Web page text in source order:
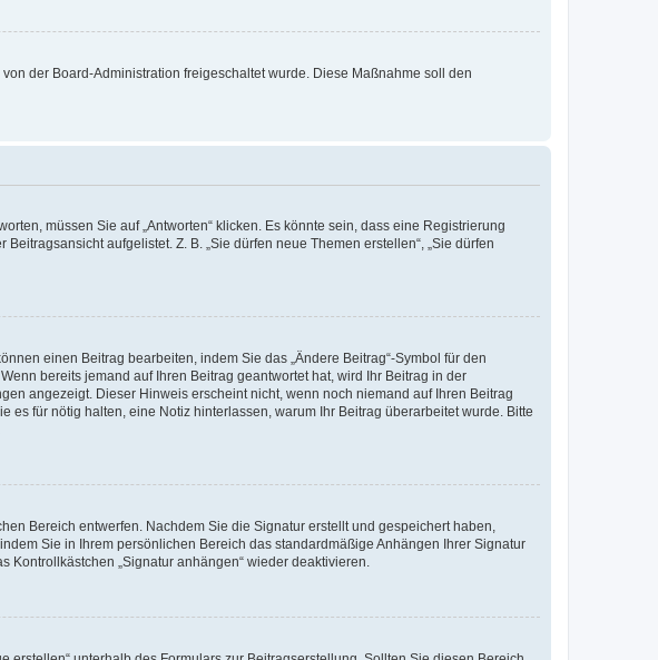
der Board-Administration freigeschaltet wurde. Diese Maßnahme soll den
müssen Sie auf „Antworten“ klicken. Es könnte sein, dass eine Registrierung
aufgelistet. Z. B. „Sie dürfen neue Themen erstellen“, „Sie dürfen
einen Beitrag bearbeiten, indem Sie das „Ändere Beitrag“-Symbol für den
bereits jemand auf Ihren Beitrag geantwortet hat, wird Ihr Beitrag in der
angezeigt. Dieser Hinweis erscheint nicht, wenn noch niemand auf Ihren Beitrag
für nötig halten, eine Notiz hinterlassen, warum Ihr Beitrag überarbeitet wurde. Bitte
Bereich entwerfen. Nachdem Sie die Signatur erstellt und gespeichert haben,
Sie in Ihrem persönlichen Bereich das standardmäßige Anhängen Ihrer Signatur
„Signatur anhängen“ wieder deaktivieren.